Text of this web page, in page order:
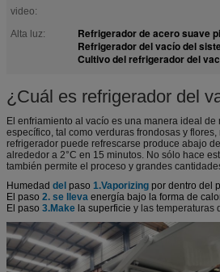
video:
Alta luz: Refrigerador de acero suave
Refrigerador del vacío del
Cultivo del refrigerador del
¿Cuál es refrigerador del
El enfriamiento al vacío es una manera ideal de
específico, tal como verduras frondosas y
refrigerador puede refrescarse produce abajo
alrededor a 2°C en 15 minutos. No sólo hace
también permite el proceso y grandes
Humedad del paso 1.Vaporizing por dentro del
El paso 2. se lleva energía bajo la forma de
El paso 3.Make la superficie y las temperaturas